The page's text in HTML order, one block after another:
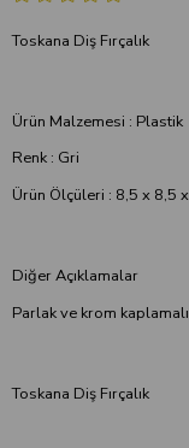
Toskana Diş Fırçalık
Ürün Malzemesi : Plastik
Renk : Gri
Ürün Ölçüleri : 8,5 x 8,5
Diğer Açıklamalar
Parlak ve krom
Toskana Diş Fırçalık